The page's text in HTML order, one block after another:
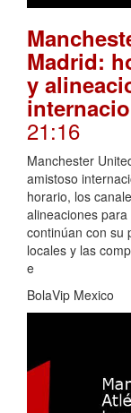
Madrid:
y
21:16
Manchester
amistoso
horario, los
alineaciones
continúan con su
locales y las
e
BolaVip Mexico